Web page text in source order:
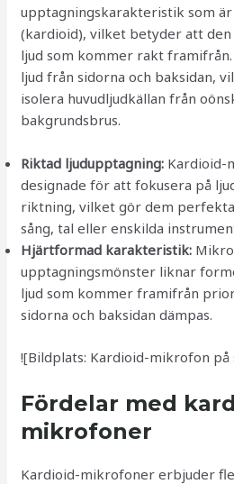
upptagningskarakteristik som
(kardioid), vilket betyder att
ljud som kommer rakt
ljud från sidorna och baksidan,
isolera huvudljudkällan från
bakgrundsbrus.
Riktad ljudupptagning: Kardioid-
designade för att fokusera på
riktning, vilket gör dem
sång, tal eller enskilda
Hjärtformad karakteristik:
upptagningsmönster liknar
ljud som kommer framifrån
sidorna och baksidan dämpas.
![Bildplats: Kardioid-mikrofon
Fördelar med
mikrofoner
Kardioid-mikrofoner erbjuder